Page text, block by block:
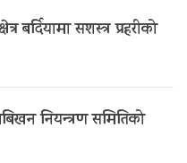
बर्दियामा सशस्त्र प्रहरीको
नियन्त्रण समितिको